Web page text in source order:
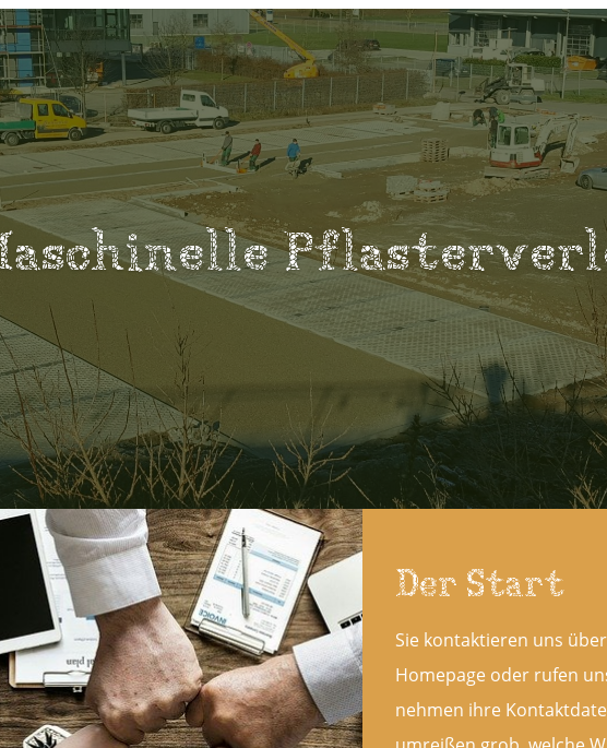
Der Start
Sie kontaktieren uns
Homepage oder rufen
nehmen ihre